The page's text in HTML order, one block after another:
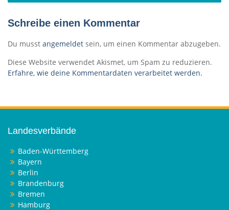
Schreibe einen Kommentar
Du musst angemeldet sein, um einen Kommentar abzugeben.
Diese Website verwendet Akismet, um Spam zu reduzieren.
Erfahre, wie deine Kommentardaten verarbeitet werden.
Landesverbände
Baden-Württemberg
Bayern
Berlin
Brandenburg
Bremen
Hamburg